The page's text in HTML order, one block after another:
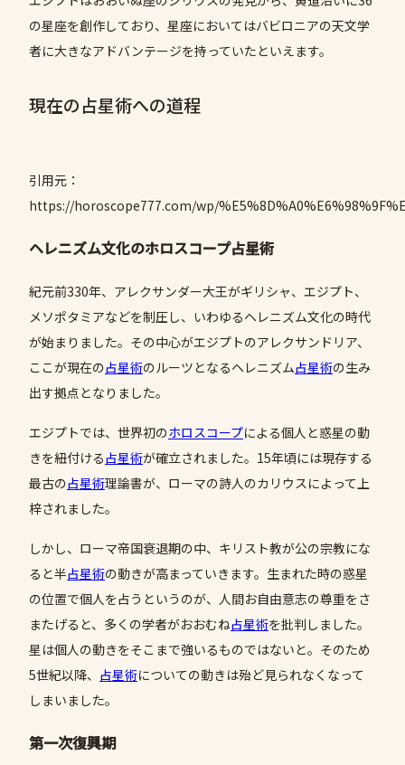
の星座を創作しており、星座においてはバビロニアの天文学
者に大きなアドバンテージを持っていたといえます。
現在の占星術への道程
引用元：
https://horoscope777.com/wp/
ヘレニズム文化のホロスコープ占星術
紀元前330年、アレクサンダー大王がギリシャ、エジプト、
メソポタミアなどを制圧し、いわゆるヘレニズム文化の時代
が始まりました。その中心がエジプトのアレクサンドリア、
ここが現在の占星術のルーツとなるヘレニズム占星術の生み
出す拠点となりました。
エジプトでは、世界初のホロスコープによる個人と惑星の動
きを紐付ける占星術が確立されました。15年頃には現存する
最古の占星術理論書が、ローマの詩人のカリウスによって上
梓されました。
しかし、ローマ帝国衰退期の中、キリスト教が公の宗教にな
ると半占星術の動きが高まっていきます。生まれた時の惑星
の位置で個人を占うというのが、人間お自由意志の尊重をさ
またげると、多くの学者がおおむね占星術を批判しました。
星は個人の動きをそこまで強いるものではないと。そのため
5世紀以降、 占星術についての動きは殆ど見られなくなって
しまいました。
第一次復興期